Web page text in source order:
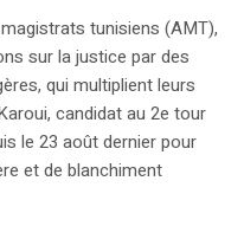
tunisiens (AMT),
sur la justice par des
qui multiplient leurs
candidat au 2e tour
le 23 août dernier pour
et de blanchiment